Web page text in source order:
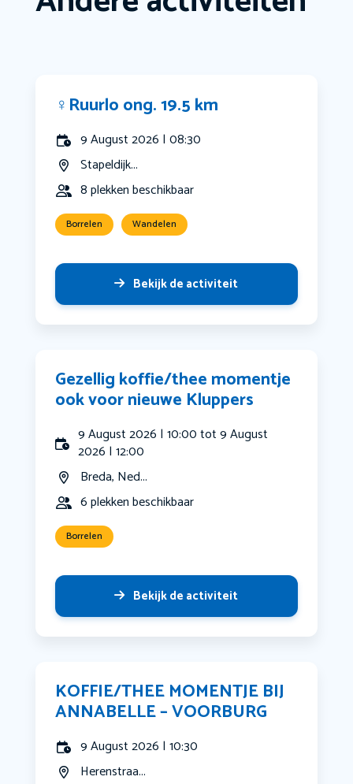
‍♀️Ruurlo ong. 19.5 km
9 August 2026 | 08:30
Stapeldijk...
8 plekken beschikbaar
Borrelen Wandelen
Bekijk de activiteit
Gezellig koffie/thee momentje
ook voor nieuwe Kluppers
9 August 2026 | 10:00 tot 9 August
2026 | 12:00
Breda, Ned...
6 plekken beschikbaar
Borrelen
Bekijk de activiteit
KOFFIE/THEE MOMENTJE BIJ
ANNABELLE – VOORBURG
9 August 2026 | 10:30
Herenstraa...